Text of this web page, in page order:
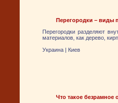
Перегородки – виды
Перегородки разделяют
материалов, как дерево,
Украина | Киев
Что такое безрамное